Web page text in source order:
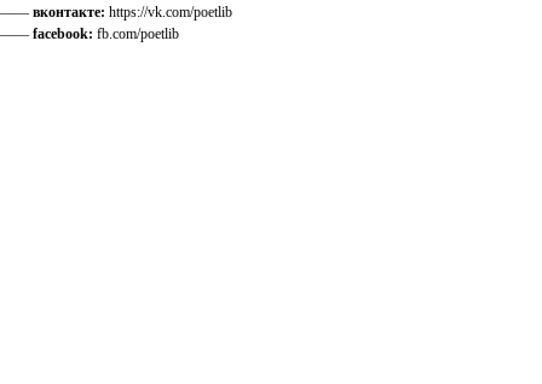
—— вконтакте: https://vk.com/poetlib
—— facebook: fb.com/poetlib